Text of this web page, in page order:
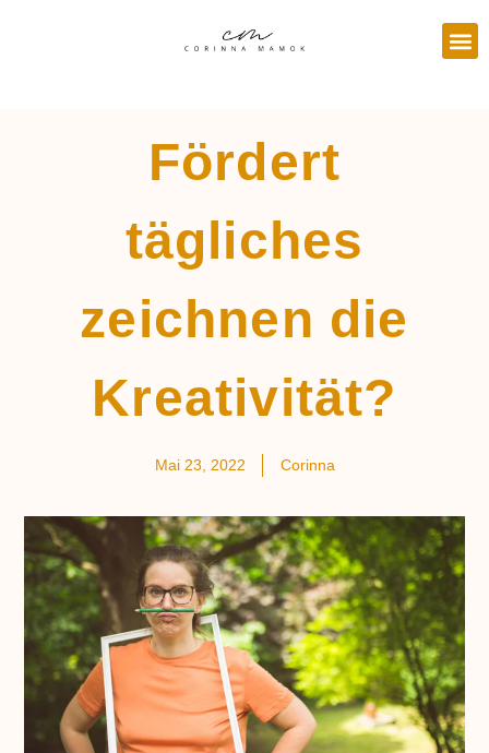
Fördert
tägliches
zeichnen die
Kreativität?
Mai 23, 2022 Corinna